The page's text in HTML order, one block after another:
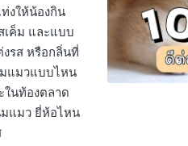
งให้น้องกิน
เค็ม และแบบ
งรส หรือกลิ่นที่
มแมวแบบไหน
นท้องตลาด
แมว ยี่ห้อไหน